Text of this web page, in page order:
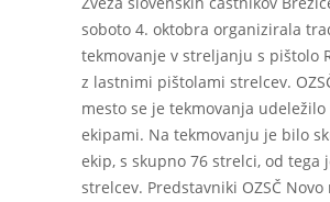
soboto 4. oktobra organizirala
tekmovanje v streljanju s pištolo
z lastnimi pištolami strelcev.
mesto se je tekmovanja
ekipami. Na tekmovanju je bilo
ekip, s skupno 76 strelci, od tega
strelcev. Predstavniki OZSČ Novo